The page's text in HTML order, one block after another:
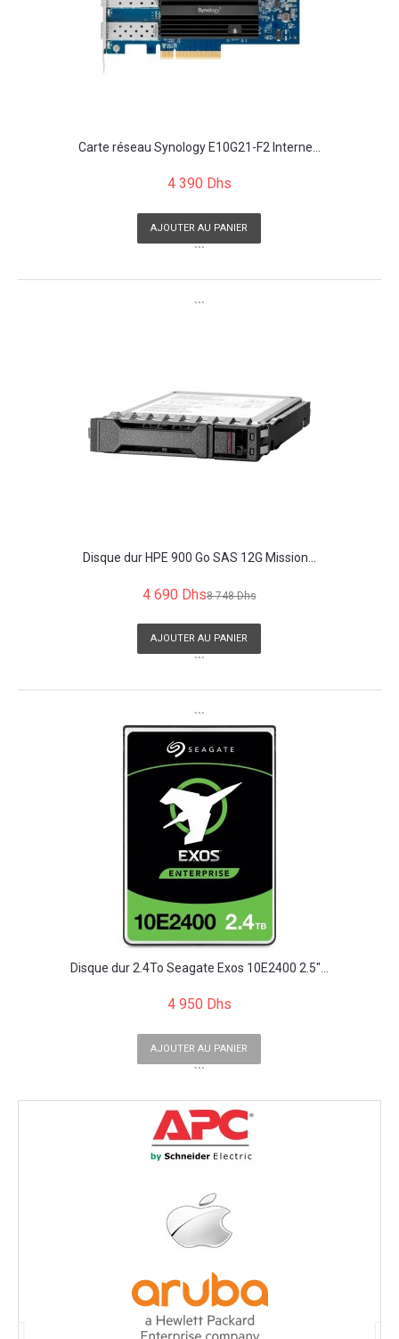
Carte réseau Synology E10G21-F2 Interne...
4 390 Dhs
AJOUTER AU PANIER
```
```
Disque dur HPE 900 Go SAS 12G Mission...
4 690 Dhs8 748 Dhs
AJOUTER AU PANIER
```
```
Disque dur 2.4To Seagate Exos 10E2400 2.5"...
4 950 Dhs
AJOUTER AU PANIER
```